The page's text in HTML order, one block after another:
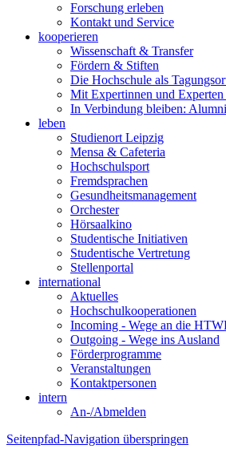
Forschung erleben
Kontakt und Service
kooperieren
Wissenschaft & Transfer
Fördern & Stiften
Die Hochschule als
Mit Expertinnen und Experten
In Verbindung bleiben: Alumni
leben
Studienort Leipzig
Mensa & Cafeteria
Hochschulsport
Fremdsprachen
Gesundheitsmanagement
Orchester
Hörsaalkino
Studentische Initiativen
Studentische Vertretung
Stellenportal
international
Aktuelles
Hochschulkooperationen
Incoming - Wege an die
Outgoing - Wege ins Ausland
Förderprogramme
Veranstaltungen
Kontaktpersonen
intern
An-/Abmelden
Seitenpfad-Navigation überspringen